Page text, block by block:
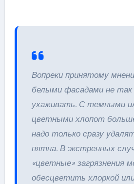
Вопреки принятому
белыми фасадами не
ухаживать. С темными
цветными хлопот
надо только сразу
пятна. В экстренных
«цветные» загрязнения
обесцветить хлоркой